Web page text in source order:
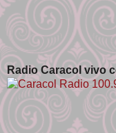
Radio Caracol vivo